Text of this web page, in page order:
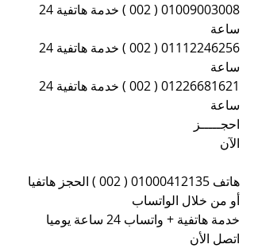
ساعة
ساعة
ساعة
احجـــــز
الآن
هاتف 01000412135 ( 002 ) الحجز هاتفيا
أو من خلال الواتساب
خدمة هاتفية + واتساب 24 ساعة يوميا
اتصل الأن